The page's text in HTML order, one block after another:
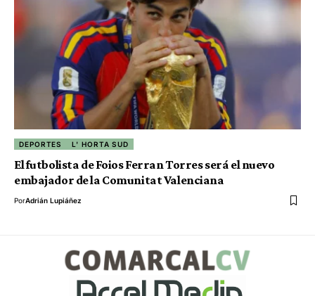
DEPORTES L' HORTA SUD
El futbolista de Foios Ferran Torres será el nuevo
embajador de la Comunitat Valenciana
PorAdrián Lupiáñez